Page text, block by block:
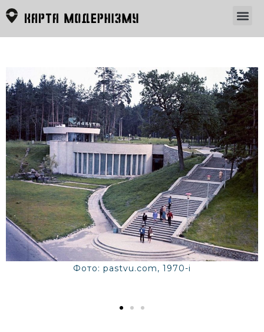
Фото: pastvu.com, 1970-і